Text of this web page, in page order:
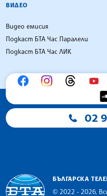
ВИДЕО
Видео емисия
Подкаст БТА Час Паралели
Подкаст БТА Час ЛИК
02
БЪЛГАРСКА
© 2022 - 2026,